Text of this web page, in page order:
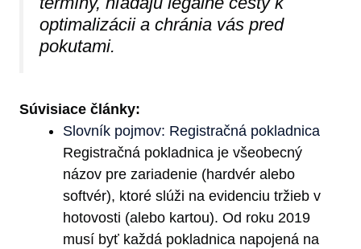
optimalizácii a chránia vás pred
pokutami.
Súvisiace články:
Slovník pojmov: Registračná pokladnica
Registračná pokladnica je všeobecný
názov pre zariadenie (hardvér alebo
softvér), ktoré slúži na evidenciu tržieb v
hotovosti (alebo kartou). Od roku 2019
musí byť každá pokladnica napojená na